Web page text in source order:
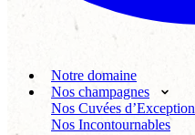
Notre domaine
Nos champagnes
Nos Cuvées d’Exception
Nos Incontournables